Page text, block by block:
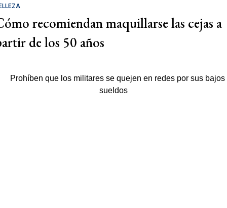
recomiendan maquillarse las cejas a
de los 50 años